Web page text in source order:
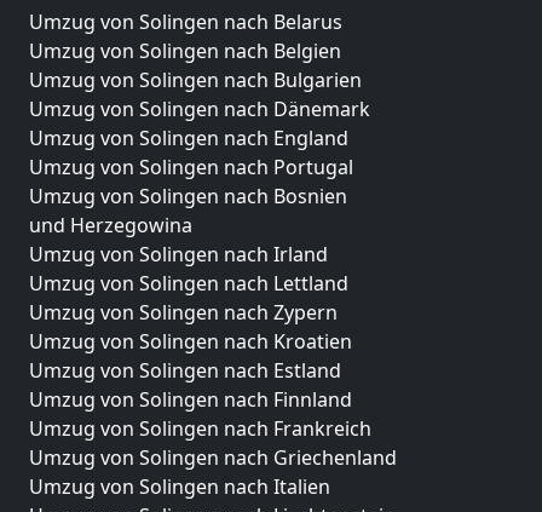
Umzug von Solingen nach Belarus
Umzug von Solingen nach Belgien
Umzug von Solingen nach Bulgarien
Umzug von Solingen nach Dänemark
Umzug von Solingen nach England
Umzug von Solingen nach Portugal
Umzug von Solingen nach Bosnien
und Herzegowina
Umzug von Solingen nach Irland
Umzug von Solingen nach Lettland
Umzug von Solingen nach Zypern
Umzug von Solingen nach Kroatien
Umzug von Solingen nach Estland
Umzug von Solingen nach Finnland
Umzug von Solingen nach Frankreich
Umzug von Solingen nach Griechenland
Umzug von Solingen nach Italien